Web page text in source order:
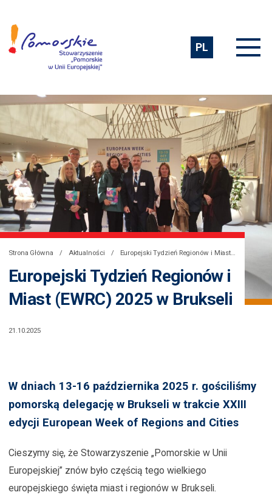
PL
Strona Główna Aktualności Europejski Tydzień Regionów i Miast (EWRC) 2025 w Brukseli
Europejski Tydzień Regionów i
Miast (EWRC) 2025 w Brukseli
21.10.2025
W dniach 13-16 października 2025 r. gościliśmy
pomorską delegację w Brukseli w trakcie XXIII
edycji European Week of Regions and Cities
Cieszymy się, że Stowarzyszenie „Pomorskie w Unii
Europejskiej” znów było częścią tego wielkiego
europejskiego święta miast i regionów w Brukseli.